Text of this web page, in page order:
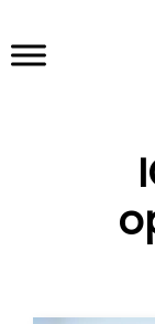
naar
Header